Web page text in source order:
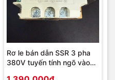
Rơ le bán dẫn SSR 3 pha
380V tuyến tính ngõ vào